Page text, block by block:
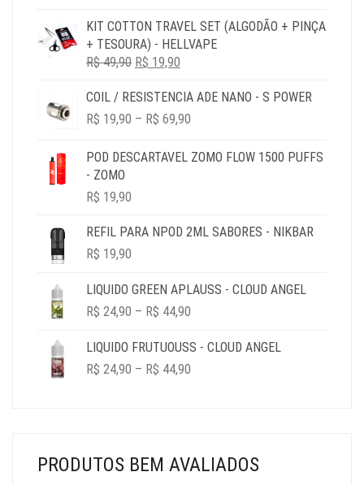
ORIGINAL
ERA:
R$ 79,90.
ATUAL
É:
KIT COTTON TRAVEL SET (ALGODÃO + PINÇA
+ TESOURA) - HELLVAPE
R$49,90 O
ORIGINAL
ERA:
R$ 19,90
ATUAL
É:
COIL / RESISTENCIA ADE NANO - S POWER
R$ 19,90 – R$ 69,90
R$ 19,90
POD DESCARTAVEL ZOMO FLOW 1500 PUFFS
- ZOMO
R$ 19,90
REFIL PARA NPOD 2ML SABORES - NIKBAR
R$ 19,90
LIQUIDO GREEN APLAUSS - CLOUD ANGEL
R$ 24,90 – R$ 44,90
R$ 24,90
LIQUIDO FRUTUOUSS - CLOUD ANGEL
R$ 24,90 – R$ 44,90
PRODUTOS BEM AVALIADOS